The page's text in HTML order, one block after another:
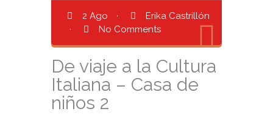
2 Ago ·
Erika Castrillón
·
No Comments
De viaje a la Cultura
Italiana – Casa de
niños 2